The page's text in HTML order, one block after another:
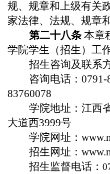
规、规章和上级有关
家法律、法规、规章
第二十八条 本章
学院学生（招生 ） 工
招生咨询及联系
咨询电话：0791-
83760078
学院地址： 江西
大道西3999号
学院网址：
招生网址：
招生监督电话：